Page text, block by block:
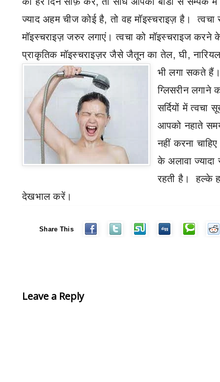
ज्याद अहम चीज कोई है,तो वह मॉइस्चराइज़ है।
मॉइस्चराइज़ जरुर लगाएं। त्वचा को मॉइस्चराइज करने
प्राकृतिक मॉइस्चराइज़र जैसे जैतून का तेल,घी,
भी लगा सकते हैं।
ग्लिसरीन लगाने
सर्दियों में त्वचा
आपको नहाते
नहीं करना
के अलावा
रहती है। हल्के
देखभाल करें।
Share This
Leave a Reply